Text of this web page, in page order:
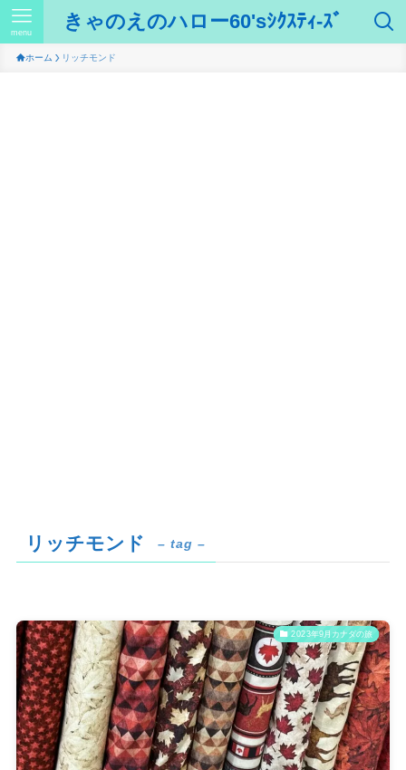
きゃのえのハロー60'sｼｸｽﾃｨ-ｽﾞ
menu
ホーム リッチモンド
リッチモンド – tag –
2023年9月カナダの旅